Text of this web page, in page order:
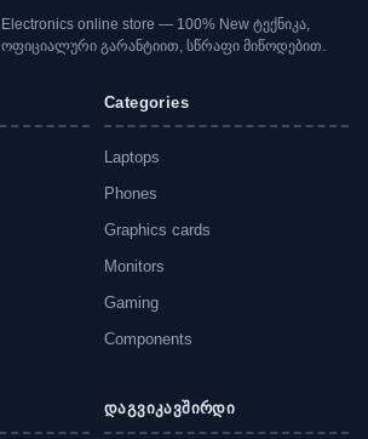
Electronics online store — 100% New ტექნიკა,
ოფიციალური გარანტიით, სწრაფი მიწოდებით.
Categories
Laptops
Phones
Graphics cards
Monitors
Gaming
Components
დაგვიკავშირდი